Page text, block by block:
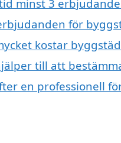
minst 3
för
kostar
till att
en professionell